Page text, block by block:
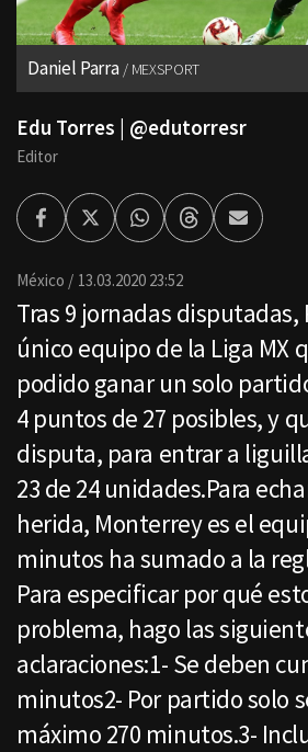
Daniel Parra MEXSPORT
Edu Torres | @edutorresr
Editor
FacebookTwitterWhatsappThreadsEnviar
por
México 13.03.2020 23:52
Tras 9 jornadas disputadas,
único equipo de la Liga MX
podido ganar un solo
4 puntos de 27 posibles, y
disputa, para entrar a
23 de 24 unidades.Para
herida, Monterrey es el
minutos ha sumado a la
Para especificar por qué
problema, hago las
aclaraciones:1- Se deben
minutos2- Por partido solo
máximo 270 minutos.3-